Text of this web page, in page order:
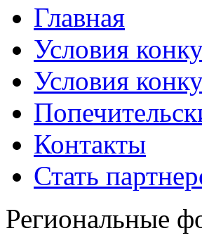
Главная
Условия
Условия
Контакты
Стать
Региональные